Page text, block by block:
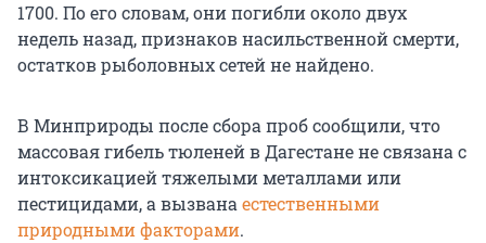
1700. По его словам, они погибли около двух
недель назад, признаков насильственной смерти,
остатков рыболовных сетей не найдено.
В Минприроды после сбора проб сообщили, что
массовая гибель тюленей в Дагестане не связана с
интоксикацией тяжелыми металлами или
пестицидами, а вызвана естественными
природными факторами.